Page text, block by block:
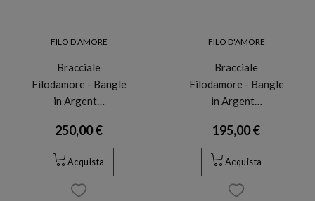
FILO D'AMORE
Bracciale
Filodamore - Bangle
in Argent…
250,00 €
Acquista
FILO D'AMORE
Bracciale
Filodamore - Bangle
in Argent…
195,00 €
Acquista